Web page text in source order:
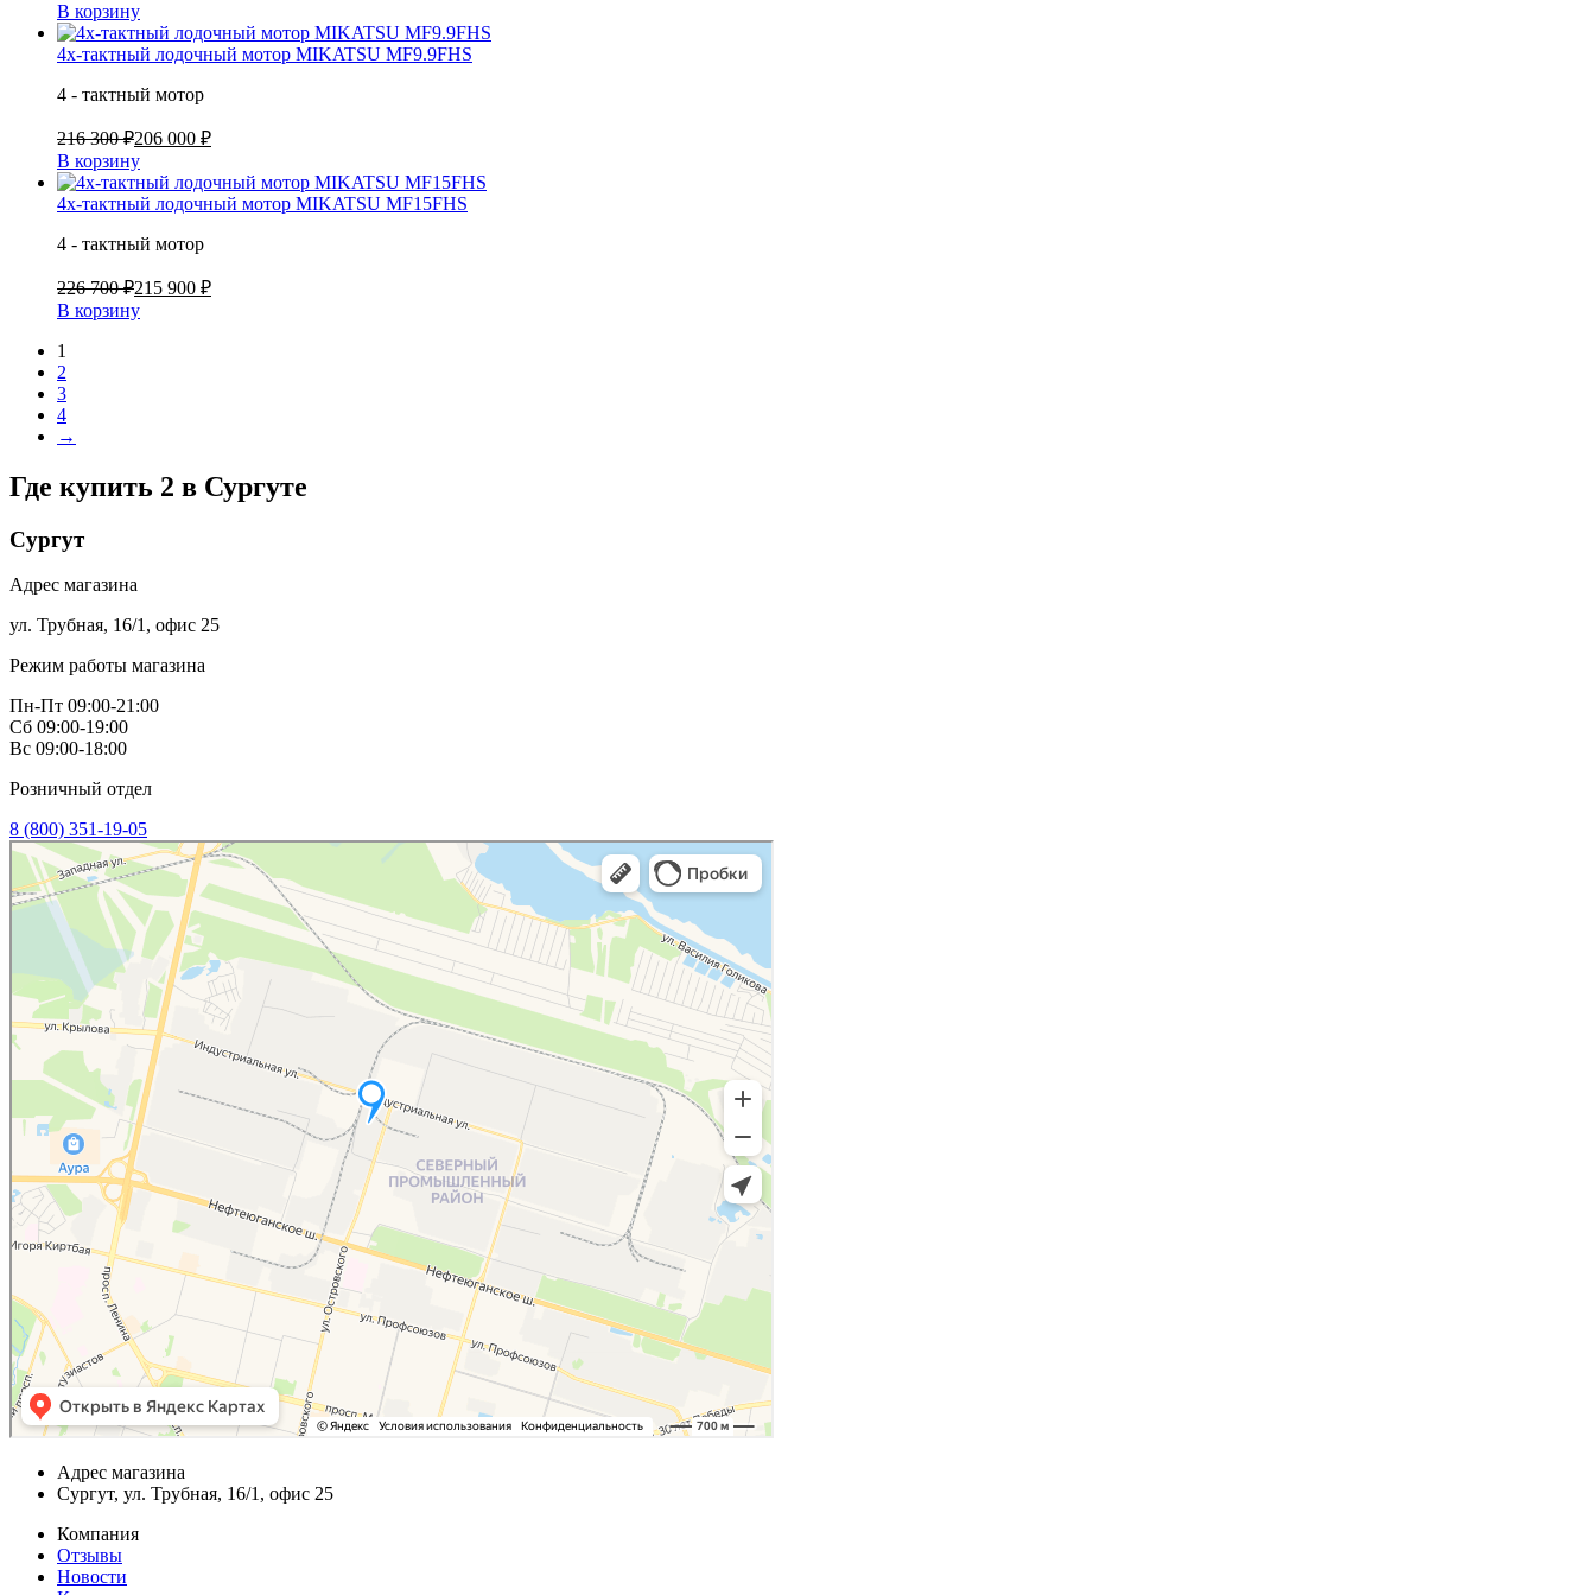
В корзину
4х-тактный лодочный мотор MIKATSU MF9.9FHS
4 - тактный мотор
216 300 ₽206 000 ₽
В корзину
4х-тактный лодочный мотор MIKATSU MF15FHS
4 - тактный мотор
226 700 ₽215 900 ₽
В корзину
1
2
3
4
→
Где купить 2 в Сургуте
Сургут
Адрес магазина
ул. Трубная, 16/1, офис 25
Режим работы магазина
Пн-Пт 09:00-21:00
Сб 09:00-19:00
Вс 09:00-18:00
Розничный отдел
8 (800) 351-19-05
Адрес магазина
Сургут, ул. Трубная, 16/1, офис 25
Компания
Отзывы
Новости